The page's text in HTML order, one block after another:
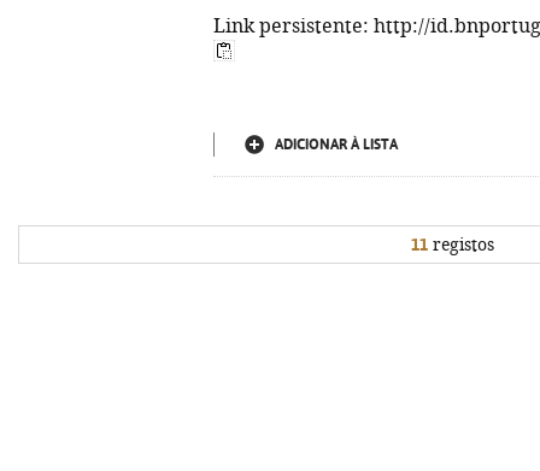
Link persistente: http://
ADICIONAR À LISTA
11registos